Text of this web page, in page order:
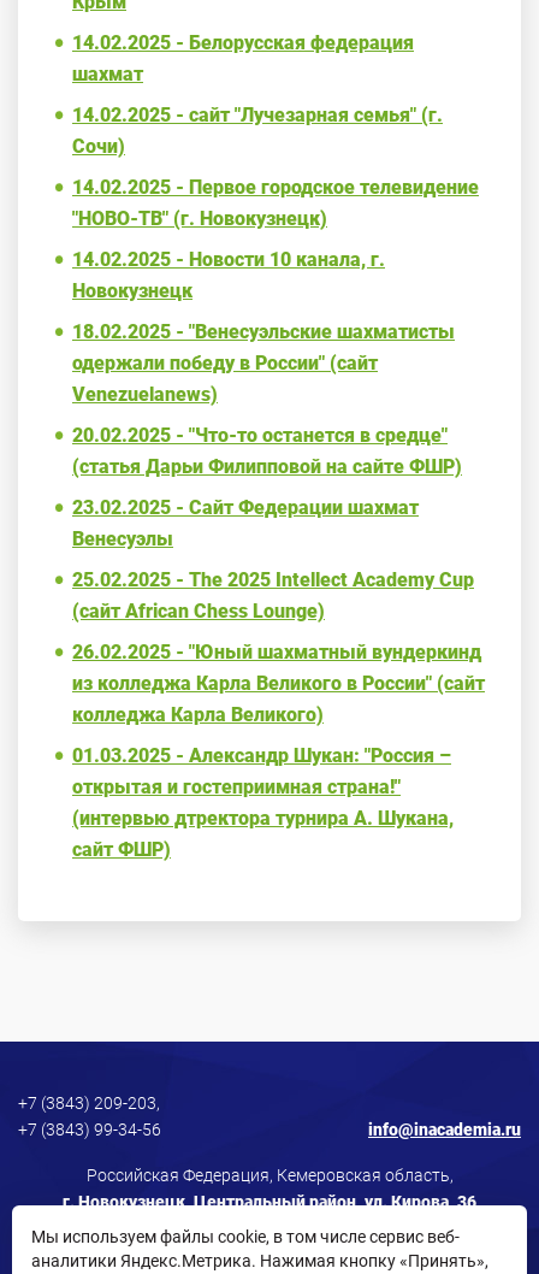
14.02.2025 - Белорусская федерация
шахмат
14.02.2025 - сайт "Лучезарная семья" (г.
Сочи)
14.02.2025 - Первое городское телевидение
"НОВО-ТВ" (г. Новокузнецк)
14.02.2025 - Новости 10 канала, г.
Новокузнецк
18.02.2025 - "Венесуэльские шахматисты
одержали победу в России" (сайт
Venezuelanews)
20.02.2025 - "Что-то останется в средце"
(статья Дарьи Филипповой на сайте ФШР)
23.02.2025 - Сайт Федерации шахмат
Венесуэлы
25.02.2025 - The 2025 Intellect Academy Cup
(сайт African Chess Lounge)
26.02.2025 - "Юный шахматный вундеркинд
из колледжа Карла Великого в России" (сайт
колледжа Карла Великого)
01.03.2025 - Александр Шукан: "Россия –
открытая и гостеприимная страна!"
(интервью дтректора турнира А. Шукана,
сайт ФШР)
+7 (3843) 209-203,
+7 (3843) 99-34-56
info@inacademia.ru
Российская Федерация, Кемеровская область,
г. Новокузнецк, Центральный район, ул. Кирова, 36
Мы используем файлы cookie, в том числе сервис веб-
аналитики Яндекс.Метрика. Нажимая кнопку «Принять»,